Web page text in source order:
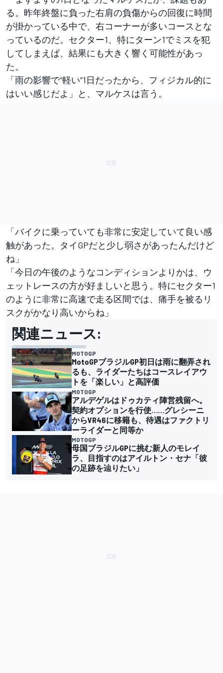
る。昨年終盤に負った右肩の負傷からの回復に時間
が掛かっている中で、右コーナーが多いコースとな
っているのだ。セクター1、特にターン1でミスを犯
してしまえば、結果にも大きく響く可能性があっ
た。
「雨の影響で“軽い”1日だったから、フィジカル的に
はいい感じだよ」と、マルケスは言う。
「バイクに乗っていても非常に安定していて良い感
触があった。タイGPだと少し弱さがあったんだけど
ね」
「今日の午後のようなコンディションよりかは、ウ
ェットレースの方が好ましいと思う。特にセクター1
のように非常に高速で走る区間では、痛手を被るリ
スクがかなり高いからね」
関連ニュース:
MOTOGP
MotoGPブラジルGP初日は雨に翻弄され
るも、ライダーたちはコースレイアウ
トを「楽しい」と高評価
MOTOGP
アルデゲルはドゥカティ陣営残留へ。
契約オプションを行使……グレシーニ
からVR46に移籍も、待遇はファクトリ
ーライダーと同等か
MOTOGP
母国ブラジルGPに挑む新人のモレイ
ラ、目指すのはアイルトン・セナ「彼
の足跡を辿りたい」